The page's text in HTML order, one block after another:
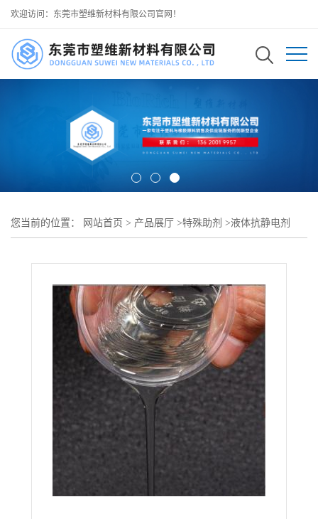
欢迎访问：东莞市塑维新材料有限公司官网！
您当前的位置： 网站首页 > 产品展厅 >特殊助剂 >液体抗静电剂